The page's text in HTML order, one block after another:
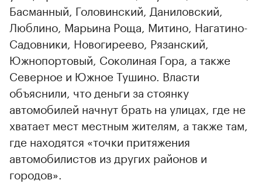
Басманный, Головинский, Даниловский,
Люблино, Марьина Роща, Митино, Нагатино-
Садовники, Новогиреево, Рязанский,
Южнопортовый, Соколиная Гора, а также
Северное и Южное Тушино. Власти
объяснили, что деньги за стоянку
автомобилей начнут брать на улицах, где не
хватает мест местным жителям, а также там,
где находятся «точки притяжения
автомобилистов из других районов и
городов».